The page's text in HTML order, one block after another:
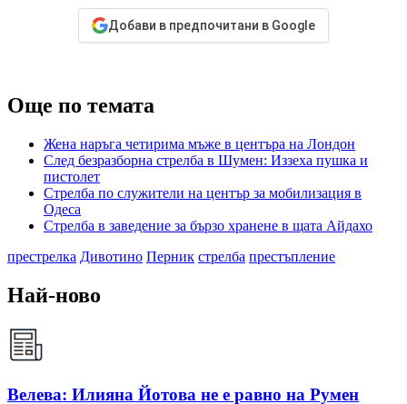
Добави в предпочитани в Google
Още по темата
Жена наръга четирима мъже в центъра на Лондон
След безразборна стрелба в Шумен: Иззеха пушка и
пистолет
Стрелба по служители на център за мобилизация в
Одеса
Стрелба в заведение за бързо хранене в щата Айдахо
престрелка Дивотино Перник стрелба престъпление
Най-ново
Велева: Илияна Йотова не е равно на Румен